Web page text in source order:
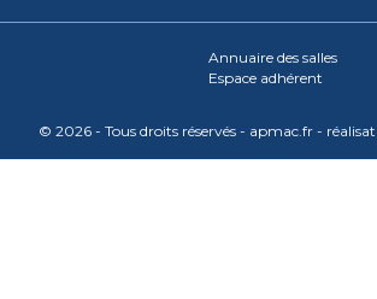
Annuaire des salles
Espace adhérent
© 2026 - Tous droits réservés - apmac.fr -